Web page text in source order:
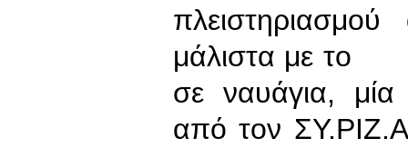
μάλιστα με
σε ναυάγια, μία
από τον